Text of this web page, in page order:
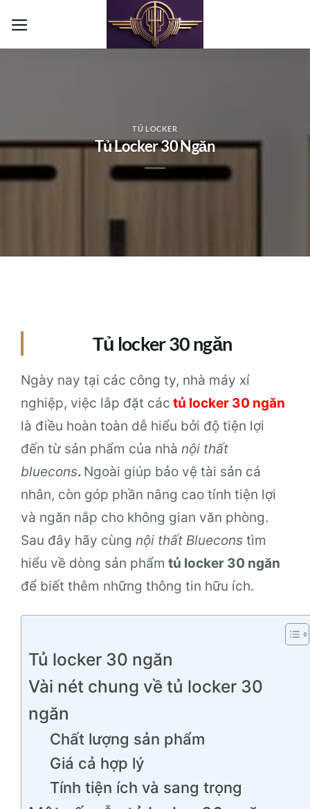
qua
TỦ LOCKER
Tủ Locker 30 Ngăn
Tủ locker 30 ngăn
Ngày nay tại các công ty, nhà máy xí
nghiệp, việc lắp đặt các tủ locker 30 ngăn
là điều hoàn toàn dễ hiểu bởi độ tiện lợi
đến từ sản phẩm của nhà nội thất
bluecons. Ngoài giúp bảo vệ tài sản cá
nhân, còn góp phần nâng cao tính tiện lợi
và ngăn nắp cho không gian văn phòng.
Sau đây hãy cùng nội thất Bluecons tìm
hiểu về dòng sản phẩm tủ locker 30 ngăn
để biết thêm những thông tin hữu ích.
Tủ locker 30 ngăn
Vài nét chung về tủ locker 30
ngăn
Chất lượng sản phẩm
Giá cả hợp lý
Tính tiện ích và sang trọng